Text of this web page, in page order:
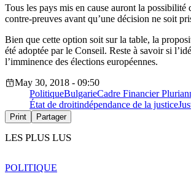
Tous les pays mis en cause auront la possibilité
contre-preuves avant qu’une décision ne soit
Bien que cette option soit sur la table, la
été adoptée par le Conseil. Reste à savoir si
l’imminence des élections européennes.
May 30, 2018 - 09:50
PolitiqueBulgarieCadre Financier
État de droitindépendance de la justice
Print Partager
LES PLUS LUS
POLITIQUE